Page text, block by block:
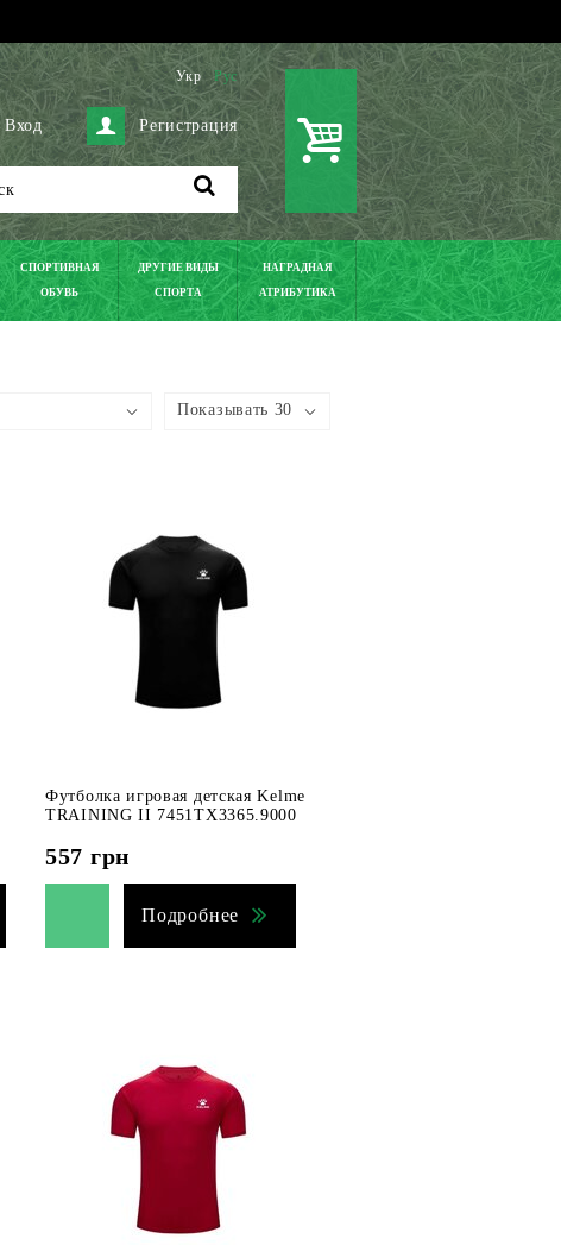
Укр Рус
Вход Регистрация
СПОРТИВНАЯ
ОБУВЬ
ДРУГИЕ ВИДЫ
СПОРТА
НАГРАДНАЯ
АТРИБУТИКА
Показывать 30
Футболка игровая детская Kelme
TRAINING II 7451TX3365.9000
557 грн
Подробнее